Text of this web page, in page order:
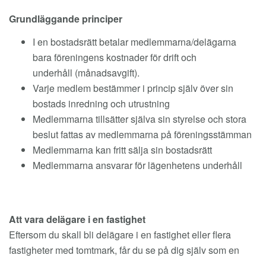
Grundläggande principer
I en bostadsrätt betalar medlemmarna/delägarna
bara föreningens kostnader för drift och
underhåll (månadsavgift).
Varje medlem bestämmer i princip själv över sin
bostads inredning och utrustning
Medlemmarna tillsätter själva sin styrelse och stora
beslut fattas av medlemmarna på föreningsstämman
Medlemmarna kan fritt sälja sin bostadsrätt
Medlemmarna ansvarar för lägenhetens underhåll
Att vara delägare i en fastighet
Eftersom du skall bli delägare i en fastighet eller flera
fastigheter med tomtmark, får du se på dig själv som en